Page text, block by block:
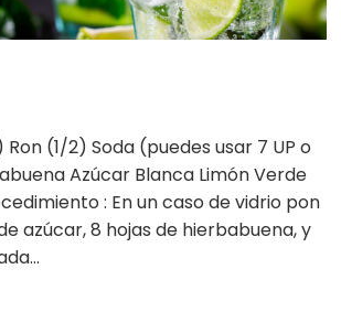
Ron (1/2) Soda (puedes usar 7 UP o
Azúcar Blanca Limón Verde
: En un caso de vidrio pon
azúcar, 8 hojas de hierbabuena, y